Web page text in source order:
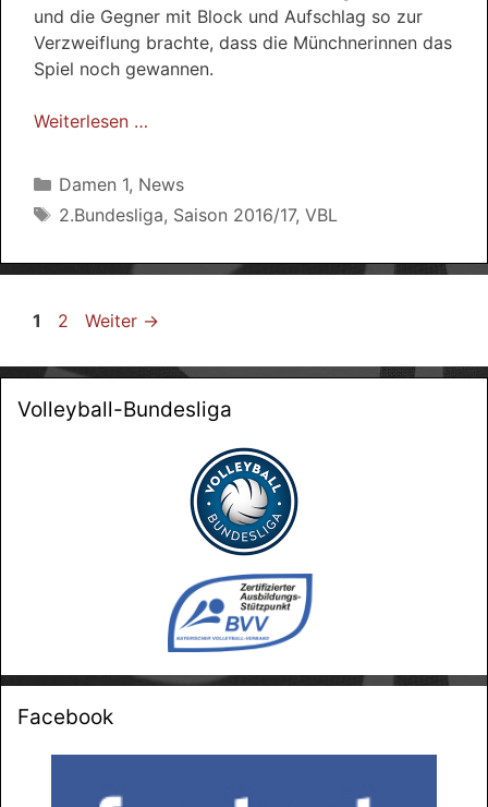
und die Gegner mit Block und Aufschlag so zur
Verzweiflung brachte, dass die Münchnerinnen das
Spiel noch gewannen.
Weiterlesen …
Kategorien
Damen 1, News
Schlagwörter
2.Bundesliga, Saison 2016/17, VBL
Seite
1 Seite
2 Weiter →
Volleyball-Bundesliga
Facebook